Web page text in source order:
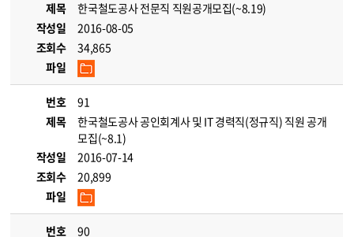
제목
한국철도공사 전문직 직원공개모집(~8.19)
작성일
2016-08-05
조회수
34,865
파일
번호
91
제목
한국철도공사 공인회계사 및 IT 경력직(정규직) 직원 공개
모집(~8.1)
작성일
2016-07-14
조회수
20,899
파일
번호
90